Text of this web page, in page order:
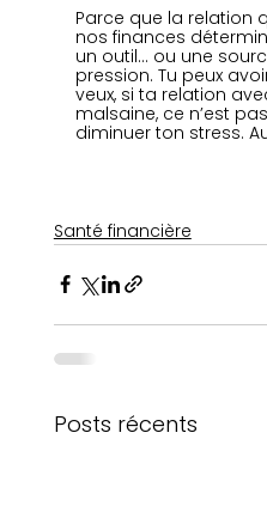
Parce que la relation
nos finances
un outil… ou une
pression. Tu peux
veux, si ta relation
malsaine, ce n’est
diminuer ton stress.
Santé financière
Posts récents